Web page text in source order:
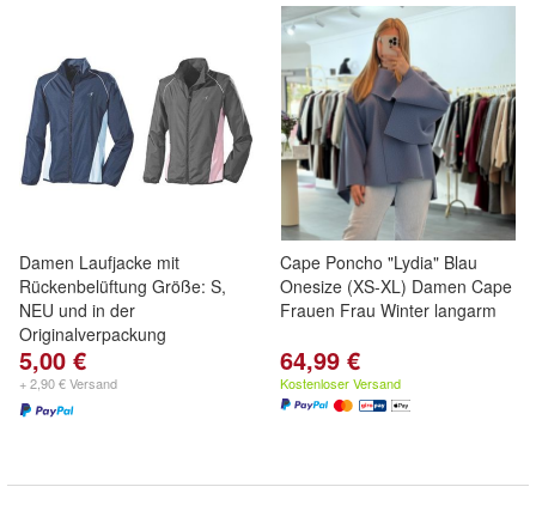
Damen Laufjacke mit
Rückenbelüftung Größe: S,
NEU und in der
Originalverpackung
5,00 €
+ 2,90 € Versand
Cape Poncho "Lydia" Blau
Onesize (XS-XL) Damen Cape
Frauen Frau Winter langarm
64,99 €
Kostenloser Versand